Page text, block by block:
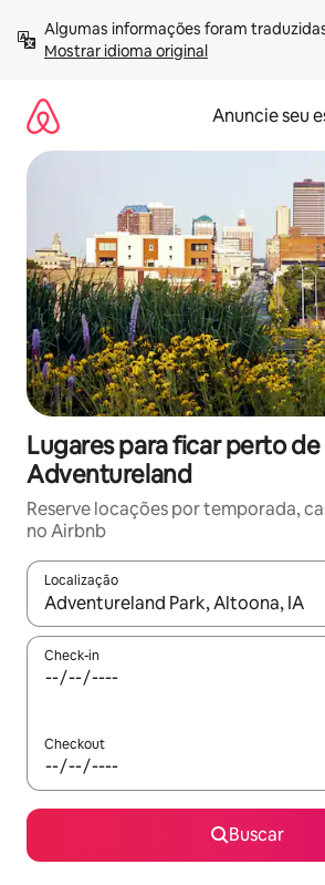
para
Mostrar idioma original
Anuncie seu
Lugares para ficar perto
Adventureland
Reserve locações por temporada,
no Airbnb
Localização
Quando os resultados estiverem
Check-in
Checkout
Buscar